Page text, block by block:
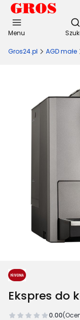
Menu
Gros24.pl AGD małe
Ekspres do
0.00